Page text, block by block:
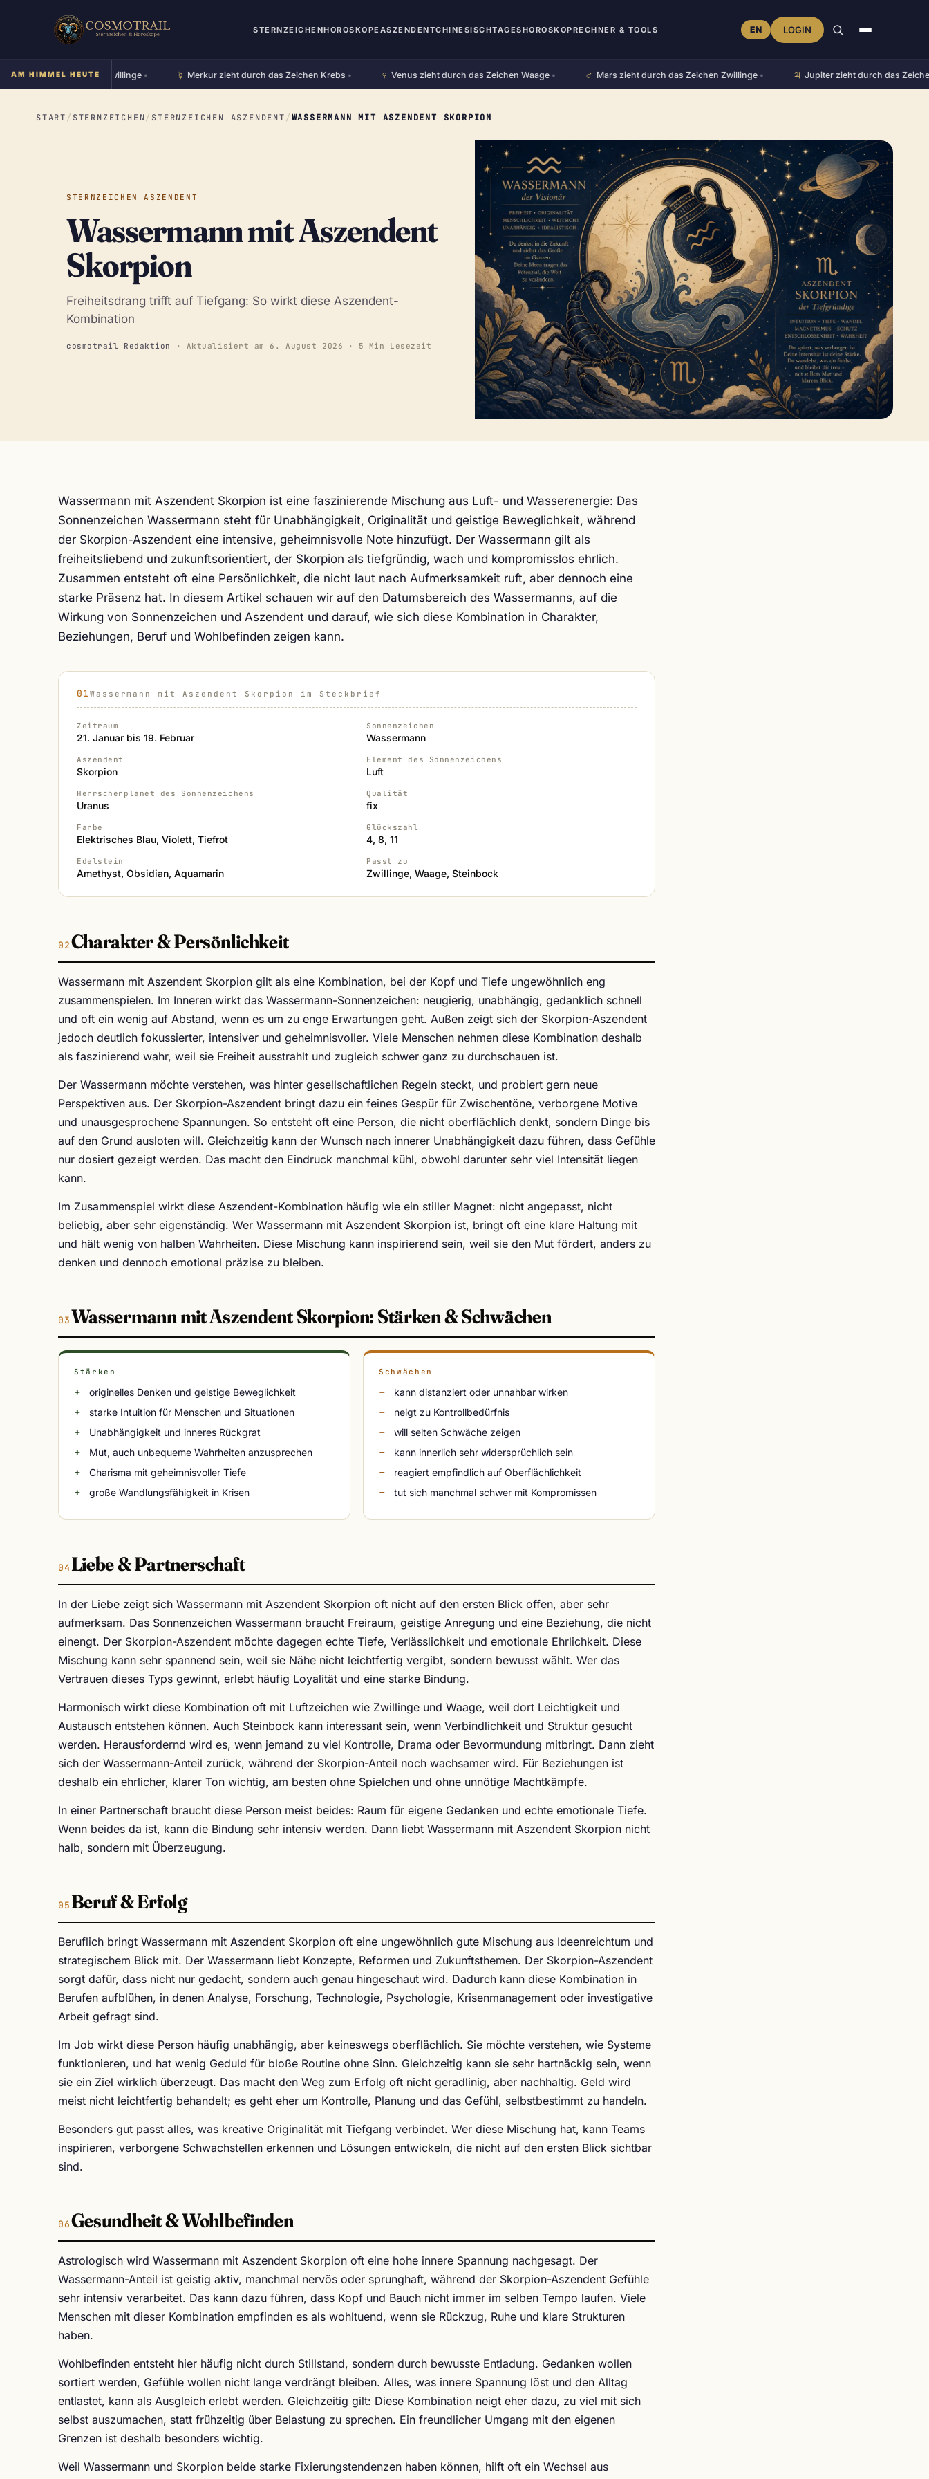
STERNZEICHENHOROSKOPE ASZENDENTCHINESISCHTAGESHOROSKOPRECHNER & TOOLS EN LOGIN
AM HIMMEL HEUTE
steht im Zeichen Zwillinge• Merkur zieht durch das Zeichen Krebs• Venus zieht durch das Zeichen Waage• Mars zieht durch das Zeichen Zwillinge• Jupiter zieht durch das Zeichen
START / STERNZEICHEN/ STERNZEICHEN ASZENDENT /WASSERMANN MIT ASZENDENT SKORPION
STERNZEICHEN ASZENDENT
Wassermann mit Aszendent
Skorpion
Freiheitsdrang trifft auf Tiefgang: So wirkt diese Aszendent-
Kombination
cosmotrail Redaktion · Aktualisiert am6. August 2026 · 5 Min Lesezeit
Wassermann mit Aszendent Skorpion ist eine faszinierende Mischung aus Luft- und Wasserenergie: Das
Sonnenzeichen Wassermann steht für Unabhängigkeit, Originalität und geistige Beweglichkeit, während
der Skorpion-Aszendent eine intensive, geheimnisvolle Note hinzufügt. Der Wassermann gilt als
freiheitsliebend und zukunftsorientiert, der Skorpion als tiefgründig, wach und kompromisslos ehrlich.
Zusammen entsteht oft eine Persönlichkeit, die nicht laut nach Aufmerksamkeit ruft, aber dennoch eine
starke Präsenz hat. In diesem Artikel schauen wir auf den Datumsbereich des Wassermanns, auf die
Wirkung von Sonnenzeichen und Aszendent und darauf, wie sich diese Kombination in Charakter,
Beziehungen, Beruf und Wohlbefinden zeigen kann.
Wassermann mit Aszendent Skorpion im Steckbrief
Zeitraum
21. Januar bis 19. Februar
Sonnenzeichen
Wassermann
Aszendent
Skorpion
Element des Sonnenzeichens
Luft
Herrscherplanet des Sonnenzeichens
Uranus
Qualität
fix
Farbe
Elektrisches Blau, Violett, Tiefrot
Glückszahl
4, 8, 11
Edelstein
Amethyst, Obsidian, Aquamarin
Passt zu
Zwillinge, Waage, Steinbock
Charakter & Persönlichkeit
Wassermann mit Aszendent Skorpion gilt als eine Kombination, bei der Kopf und Tiefe ungewöhnlich eng
zusammenspielen. Im Inneren wirkt das Wassermann-Sonnenzeichen: neugierig, unabhängig, gedanklich schnell
und oft ein wenig auf Abstand, wenn es um zu enge Erwartungen geht. Außen zeigt sich der Skorpion-Aszendent
jedoch deutlich fokussierter, intensiver und geheimnisvoller. Viele Menschen nehmen diese Kombination deshalb
als faszinierend wahr, weil sie Freiheit ausstrahlt und zugleich schwer ganz zu durchschauen ist.
Der Wassermann möchte verstehen, was hinter gesellschaftlichen Regeln steckt, und probiert gern neue
Perspektiven aus. Der Skorpion-Aszendent bringt dazu ein feines Gespür für Zwischentöne, verborgene Motive
und unausgesprochene Spannungen. So entsteht oft eine Person, die nicht oberflächlich denkt, sondern Dinge bis
auf den Grund ausloten will. Gleichzeitig kann der Wunsch nach innerer Unabhängigkeit dazu führen, dass Gefühle
nur dosiert gezeigt werden. Das macht den Eindruck manchmal kühl, obwohl darunter sehr viel Intensität liegen
kann.
Im Zusammenspiel wirkt diese Aszendent-Kombination häufig wie ein stiller Magnet: nicht angepasst, nicht
beliebig, aber sehr eigenständig. Wer Wassermann mit Aszendent Skorpion ist, bringt oft eine klare Haltung mit
und hält wenig von halben Wahrheiten. Diese Mischung kann inspirierend sein, weil sie den Mut fördert, anders zu
denken und dennoch emotional präzise zu bleiben.
Wassermann mit Aszendent Skorpion: Stärken & Schwächen
Stärken
originelles Denken und geistige Beweglichkeit
starke Intuition für Menschen und Situationen
Unabhängigkeit und inneres Rückgrat
Mut, auch unbequeme Wahrheiten anzusprechen
Charisma mit geheimnisvoller Tiefe
große Wandlungsfähigkeit in Krisen
Schwächen
kann distanziert oder unnahbar wirken
neigt zu Kontrollbedürfnis
will selten Schwäche zeigen
kann innerlich sehr widersprüchlich sein
reagiert empfindlich auf Oberflächlichkeit
tut sich manchmal schwer mit Kompromissen
Liebe & Partnerschaft
In der Liebe zeigt sich Wassermann mit Aszendent Skorpion oft nicht auf den ersten Blick offen, aber sehr
aufmerksam. Das Sonnenzeichen Wassermann braucht Freiraum, geistige Anregung und eine Beziehung, die nicht
einengt. Der Skorpion-Aszendent möchte dagegen echte Tiefe, Verlässlichkeit und emotionale Ehrlichkeit. Diese
Mischung kann sehr spannend sein, weil sie Nähe nicht leichtfertig vergibt, sondern bewusst wählt. Wer das
Vertrauen dieses Typs gewinnt, erlebt häufig Loyalität und eine starke Bindung.
Harmonisch wirkt diese Kombination oft mit Luftzeichen wie Zwillinge und Waage, weil dort Leichtigkeit und
Austausch entstehen können. Auch Steinbock kann interessant sein, wenn Verbindlichkeit und Struktur gesucht
werden. Herausfordernd wird es, wenn jemand zu viel Kontrolle, Drama oder Bevormundung mitbringt. Dann zieht
sich der Wassermann-Anteil zurück, während der Skorpion-Anteil noch wachsamer wird. Für Beziehungen ist
deshalb ein ehrlicher, klarer Ton wichtig, am besten ohne Spielchen und ohne unnötige Machtkämpfe.
In einer Partnerschaft braucht diese Person meist beides: Raum für eigene Gedanken und echte emotionale Tiefe.
Wenn beides da ist, kann die Bindung sehr intensiv werden. Dann liebt Wassermann mit Aszendent Skorpion nicht
halb, sondern mit Überzeugung.
Beruf & Erfolg
Beruflich bringt Wassermann mit Aszendent Skorpion oft eine ungewöhnlich gute Mischung aus Ideenreichtum und
strategischem Blick mit. Der Wassermann liebt Konzepte, Reformen und Zukunftsthemen. Der Skorpion-Aszendent
sorgt dafür, dass nicht nur gedacht, sondern auch genau hingeschaut wird. Dadurch kann diese Kombination in
Berufen aufblühen, in denen Analyse, Forschung, Technologie, Psychologie, Krisenmanagement oder investigative
Arbeit gefragt sind.
Im Job wirkt diese Person häufig unabhängig, aber keineswegs oberflächlich. Sie möchte verstehen, wie Systeme
funktionieren, und hat wenig Geduld für bloße Routine ohne Sinn. Gleichzeitig kann sie sehr hartnäckig sein, wenn
sie ein Ziel wirklich überzeugt. Das macht den Weg zum Erfolg oft nicht geradlinig, aber nachhaltig. Geld wird
meist nicht leichtfertig behandelt; es geht eher um Kontrolle, Planung und das Gefühl, selbstbestimmt zu handeln.
Besonders gut passt alles, was kreative Originalität mit Tiefgang verbindet. Wer diese Mischung hat, kann Teams
inspirieren, verborgene Schwachstellen erkennen und Lösungen entwickeln, die nicht auf den ersten Blick sichtbar
sind.
Gesundheit & Wohlbefinden
Astrologisch wird Wassermann mit Aszendent Skorpion oft eine hohe innere Spannung nachgesagt. Der
Wassermann-Anteil ist geistig aktiv, manchmal nervös oder sprunghaft, während der Skorpion-Aszendent Gefühle
sehr intensiv verarbeitet. Das kann dazu führen, dass Kopf und Bauch nicht immer im selben Tempo laufen. Viele
Menschen mit dieser Kombination empfinden es als wohltuend, wenn sie Rückzug, Ruhe und klare Strukturen
haben.
Wohlbefinden entsteht hier häufig nicht durch Stillstand, sondern durch bewusste Entladung. Gedanken wollen
sortiert werden, Gefühle wollen nicht lange verdrängt bleiben. Alles, was innere Spannung löst und den Alltag
entlastet, kann als Ausgleich erlebt werden. Gleichzeitig gilt: Diese Kombination neigt eher dazu, zu viel mit sich
selbst auszumachen, statt frühzeitig über Belastung zu sprechen. Ein freundlicher Umgang mit den eigenen
Grenzen ist deshalb besonders wichtig.
Weil Wassermann und Skorpion beide starke Fixierungstendenzen haben können, hilft oft ein Wechsel aus